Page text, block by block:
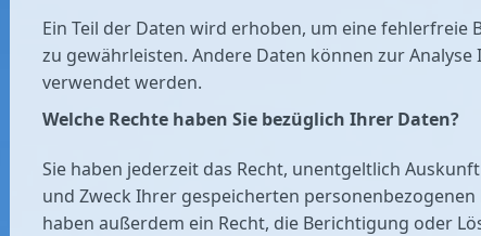
Ein Teil der Daten wird erhoben, um eine fehlerfreie
zu gewährleisten. Andere Daten können zur
verwendet werden.
Welche Rechte haben Sie bezüglich Ihrer Daten?
Sie haben jederzeit das Recht, unentgeltlich
und Zweck Ihrer gespeicherten personenbezogenen
haben außerdem ein Recht, die Berichtigung oder